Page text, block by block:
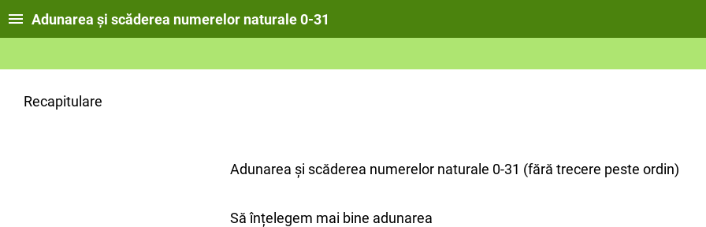
Adunarea și scăderea numerelor naturale 0-31
Recapitulare
Adunarea și scăderea numerelor naturale 0-31 (fără trecere peste ordin)
Să înțelegem mai bine adunarea